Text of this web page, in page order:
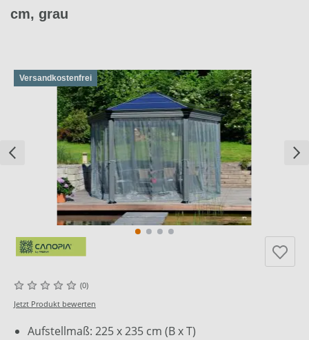
cm, grau
Versandkostenfrei
(0)
Jetzt Produkt bewerten
Aufstellmaß: 225 x 235 cm (B x T)